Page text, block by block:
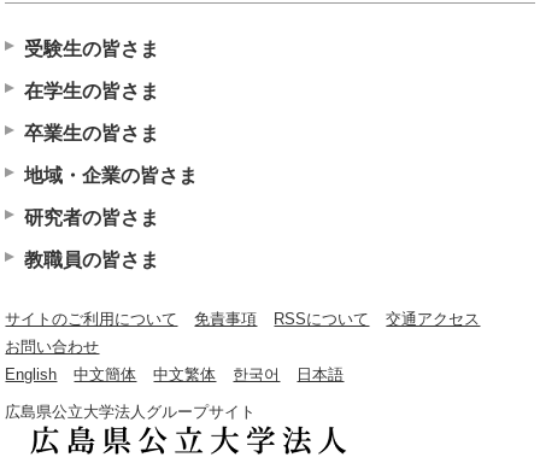
受験生の皆さま
在学生の皆さま
卒業生の皆さま
地域・企業の皆さま
研究者の皆さま
教職員の皆さま
サイトのご利用について 免責事項 RSSについて
交通アクセス
お問い合わせ
English
中文簡体 中文繁体 한국어 日本語
広島県公立大学法人グループサイト